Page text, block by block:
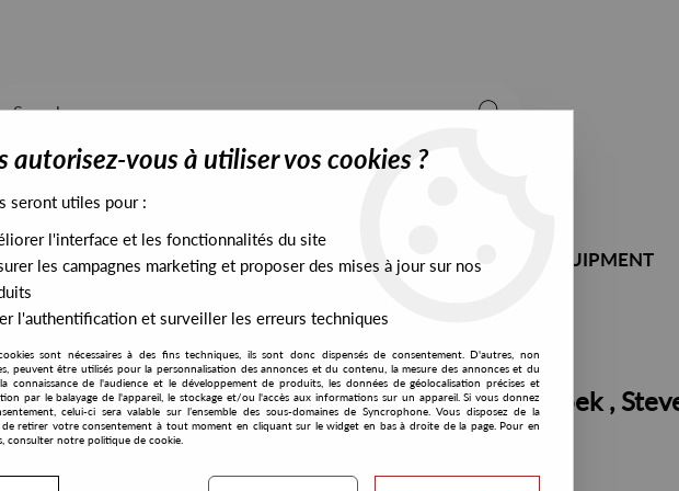
STOCK EXCLUSIVES PRESALES EXCLUSIVES DJ EQUIPMENT
Der Broek , Steven Rutter , Lone - DE:10:10
De:tuned
Humanoid , Erik Van Der Broek ,
DE:10:10
15,00 €incl. taxes
autorisez-vous à utiliser vos cookies ?
seront utiles pour :
l'interface et les fonctionnalités du site
les campagnes marketing et proposer des mises à jour sur nos
l'authentification et surveiller les erreurs techniques
sont nécessaires à des fins techniques, ils sont donc dispensés de consentement. D'autres, non
peuvent être utilisés pour la personnalisation des annonces et du contenu, la mesure des annonces et du
connaissance de l'audience et le développement de produits, les données de géolocalisation précises et
par le balayage de l'appareil, le stockage et/ou l'accès aux informations sur un appareil. Si vous donnez
celui-ci sera valable sur l’ensemble des sous-domaines de Syncrophone. Vous disposez de la
de retirer votre consentement à tout moment en cliquant sur le widget en bas à droite de la page. Pour en
consulter notre politique de cookie.